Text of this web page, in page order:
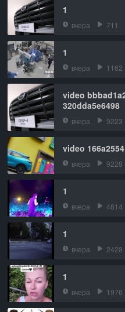
1
вчера 711
1
вчера 1162
video
320dda5e6498
вчера 9223
video
вчера 9228
1
вчера 4814
1
вчера 2428
1
вчера 1976